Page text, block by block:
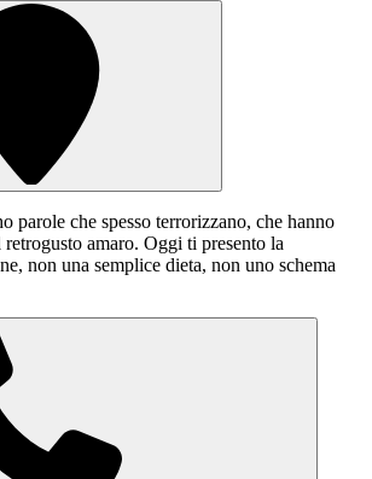
parole che spesso terrorizzano, che hanno
retrogusto amaro. Oggi ti presento la
non una semplice dieta, non uno schema